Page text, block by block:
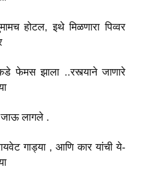
होटल, इथे मिळणारा पिव्वर
फेमस झाला ..रस्त्याने जाणारे
जाऊ लागले .
गाड्या , आणि कार यांची ये-